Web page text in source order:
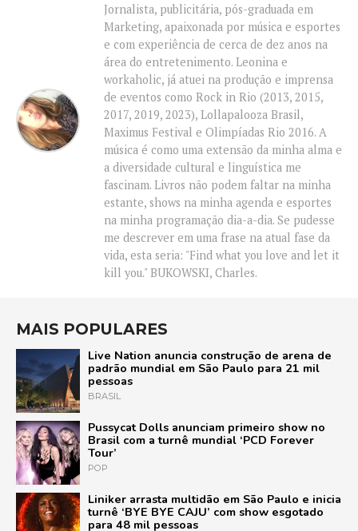
Jornalista, publicitária, pós-graduada em
Marketing, apaixonada por música e esportes
e com experiência de cerca de dez anos na
área do entretenimento. Leonina e
workaholic, já atuei na produção e imprensa
de eventos como Rock in Rio (2013, 2015,
2017, 2019, 2023), Lollapalooza Brasil,
Maximus Festival e Olimpíadas Rio 2016. A
música é como uma extensão da minha alma e
a diversidade cultural e linguística me
fascinam. Livros não podem faltar na minha
estante, shows na minha agenda e esportes
na minha programação dia-a-dia. Se pudesse
me descrever em uma frase na atual fase da
vida, esta seria: "Find what you love and let it
kill you." BUKOWSKI, Charles.
MAIS POPULARES
Live Nation anuncia construção de arena de
padrão mundial em São Paulo para 21 mil
pessoas
BRASIL
Pussycat Dolls anunciam primeiro show no
Brasil com a turnê mundial ‘PCD Forever
Tour’
POP
Liniker arrasta multidão em São Paulo e inicia
turnê ‘BYE BYE CAJU’ com show esgotado
para 48 mil pessoas